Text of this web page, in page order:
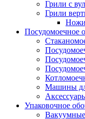
Грили с
Грили
Ножи
Посудомоечное
Машины
Упаковочное